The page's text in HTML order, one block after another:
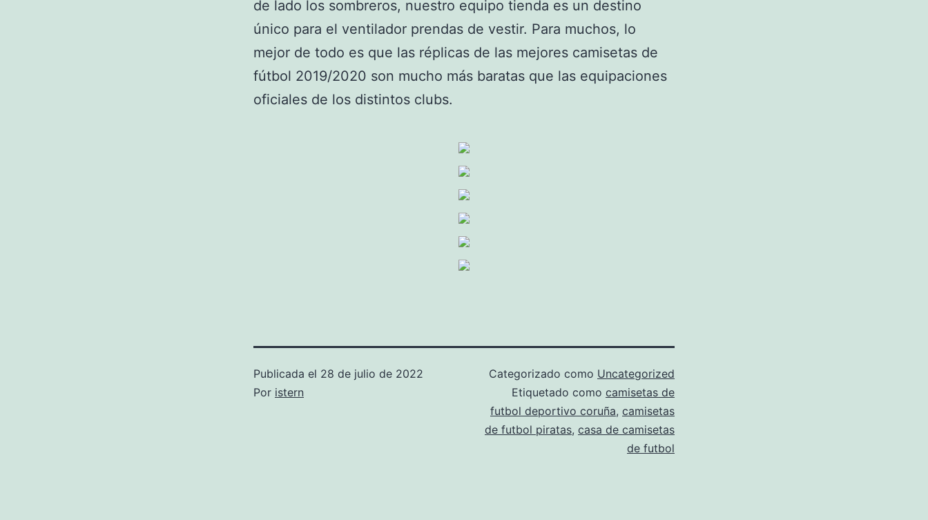
de lado los sombreros, nuestro equipo tienda es un destino
único para el ventilador prendas de vestir. Para muchos, lo
mejor de todo es que las réplicas de las mejores camisetas de
fútbol 2019/2020 son mucho más baratas que las equipaciones
oficiales de los distintos clubs.
Publicada el 28 de julio de 2022
Por istern
Categorizado como Uncategorized
Etiquetado como camisetas de
futbol deportivo coruña, camisetas
de futbol piratas, casa de camisetas
de futbol